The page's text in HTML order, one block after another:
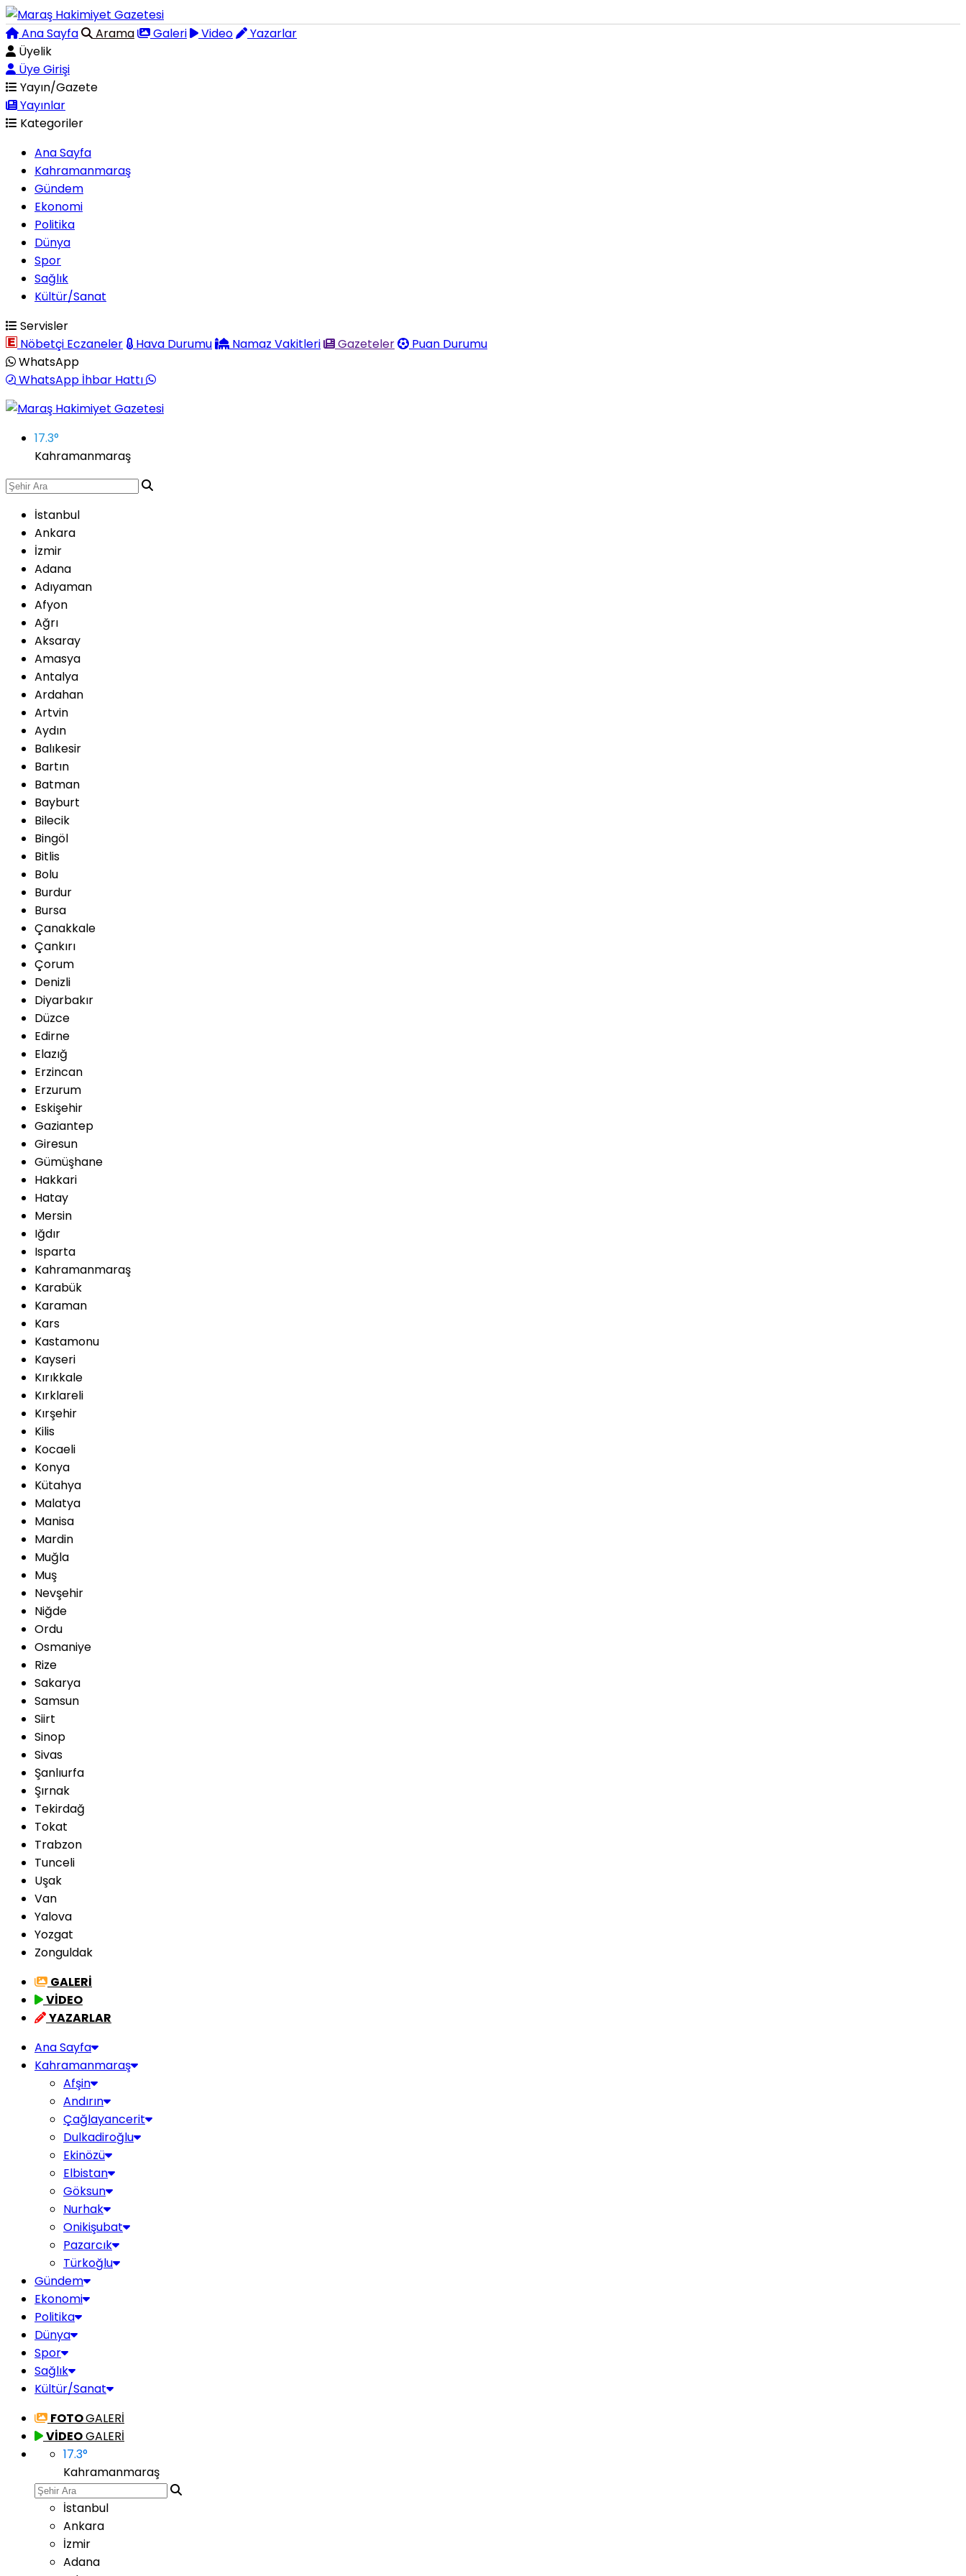
Ana Sayfa Arama Galeri Video
Yazarlar
Üyelik
Üye Girişi
Yayın/Gazete
Yayınlar
Kategoriler
Ana Sayfa
Kahramanmaraş
Gündem
Ekonomi
Politika
Dünya
Spor
Sağlık
Kültür/Sanat
Servisler
Nöbetçi Eczaneler
Hava Durumu Namaz Vakitleri Gazeteler
Puan Durumu
WhatsApp
WhatsApp İhbar Hattı
17.3°
Kahramanmaraş
İstanbul
Ankara
İzmir
Adana
Adıyaman
Afyon
Ağrı
Aksaray
Amasya
Antalya
Ardahan
Artvin
Aydın
Balıkesir
Bartın
Batman
Bayburt
Bilecik
Bingöl
Bitlis
Bolu
Burdur
Bursa
Çanakkale
Çankırı
Çorum
Denizli
Diyarbakır
Düzce
Edirne
Elazığ
Erzincan
Erzurum
Eskişehir
Gaziantep
Giresun
Gümüşhane
Hakkari
Hatay
Mersin
Iğdır
Isparta
Kahramanmaraş
Karabük
Karaman
Kars
Kastamonu
Kayseri
Kırıkkale
Kırklareli
Kırşehir
Kilis
Kocaeli
Konya
Kütahya
Malatya
Manisa
Mardin
Muğla
Muş
Nevşehir
Niğde
Ordu
Osmaniye
Rize
Sakarya
Samsun
Siirt
Sinop
Sivas
Şanlıurfa
Şırnak
Tekirdağ
Tokat
Trabzon
Tunceli
Uşak
Van
Yalova
Yozgat
Zonguldak
GALERİ
VİDEO
YAZARLAR
Ana Sayfa
Kahramanmaraş
Afşin
Andırın
Çağlayancerit
Dulkadiroğlu
Ekinözü
Elbistan
Göksun
Nurhak
Onikişubat
Pazarcık
Türkoğlu
Gündem
Ekonomi
Politika
Dünya
Spor
Sağlık
Kültür/Sanat
FOTOGALERİ
VİDEOGALERİ
17.3°
Kahramanmaraş
İstanbul
Ankara
İzmir
Adana